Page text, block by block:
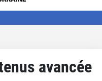
avancée